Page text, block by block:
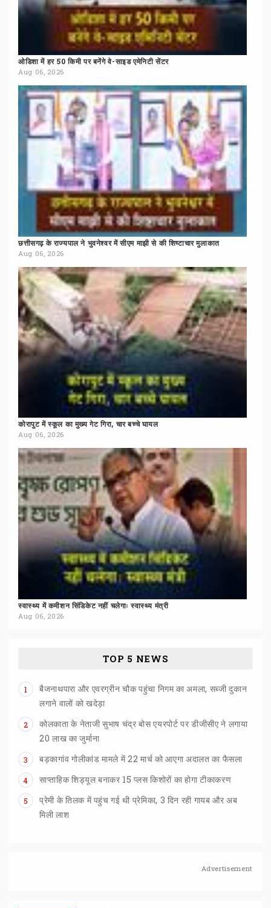
ओडिशा में हर 50 किमी पर बनेंगे वे-साइड एमेनिटी सेंटर
Aug 06, 2026
छत्तीसगढ़ के राज्यपाल ने भुवनेश्वर में सीएम माझी से की शिष्टाचार मुलाकात
Aug 06, 2026
कोरापुट में स्कूल का मुख्य गेट गिरा, चार बच्चे घायल
Aug 06, 2026
स्वास्थ्य में कमीशन सिंडिकेट नहीं चलेगाः स्वास्थ्य मंत्री
Aug 06, 2026
TOP 5 NEWS
1
बैजनाथपारा और एवरग्रीन चौक पहुंचा निगम का अमला, सब्जी दुकान
लगाने वालों को खदेड़ा
2
कोलकाता के नेताजी सुभाष चंद्र बोस एयरपोर्ट पर डीजीसीए ने लगाया
20 लाख का जुर्माना
3 बड़कागांव गोलीकांड मामले में22 मार्च कोआएगाअदालत का फैसला
4 साप्ताहिकशिड्यूलबनाकर 15 प्लसकिशोरों काहोगाटीकाकरण
5
प्रेमी के तिलक में पहुंच गई थी प्रेमिका, 3 दिन रही गायब और अब
मिली लाश
Advertisement